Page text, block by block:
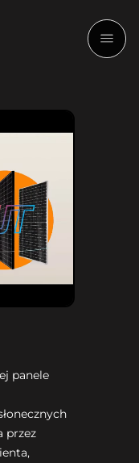
panele
przez